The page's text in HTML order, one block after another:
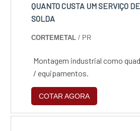
QUANTO CUSTA UM SERVIÇO DE
SOLDA
CORTEMETAL / PR
Montagem industrial como
/ equipamentos.
COTAR AGORA